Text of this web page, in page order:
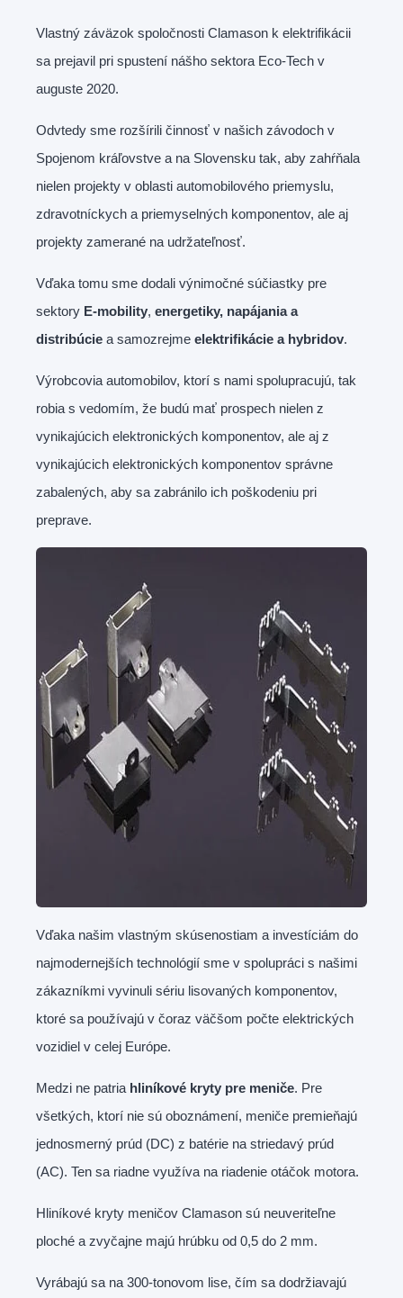
Vlastný záväzok spoločnosti Clamason k elektrifikácii
sa prejavil pri spustení nášho sektora Eco-Tech v
auguste 2020.
Odvtedy sme rozšírili činnosť v našich závodoch v
Spojenom kráľovstve a na Slovensku tak, aby zahŕňala
nielen projekty v oblasti automobilového priemyslu,
zdravotníckych a priemyselných komponentov, ale aj
projekty zamerané na udržateľnosť.
Vďaka tomu sme dodali výnimočné súčiastky pre
sektory E-mobility, energetiky, napájania a
distribúcie a samozrejme elektrifikácie a hybridov.
Výrobcovia automobilov, ktorí s nami spolupracujú, tak
robia s vedomím, že budú mať prospech nielen z
vynikajúcich elektronických komponentov, ale aj z
vynikajúcich elektronických komponentov správne
zabalených, aby sa zabránilo ich poškodeniu pri
preprave.
Vďaka našim vlastným skúsenostiam a investíciám do
najmodernejších technológií sme v spolupráci s našimi
zákazníkmi vyvinuli sériu lisovaných komponentov,
ktoré sa používajú v čoraz väčšom počte elektrických
vozidiel v celej Európe.
Medzi ne patria hliníkové kryty pre meniče. Pre
všetkých, ktorí nie sú oboznámení, meniče premieňajú
jednosmerný prúd (DC) z batérie na striedavý prúd
(AC). Ten sa riadne využíva na riadenie otáčok motora.
Hliníkové kryty meničov Clamason sú neuveriteľne
ploché a zvyčajne majú hrúbku od 0,5 do 2 mm.
Vyrábajú sa na 300-tonovom lise, čím sa dodržiavajú